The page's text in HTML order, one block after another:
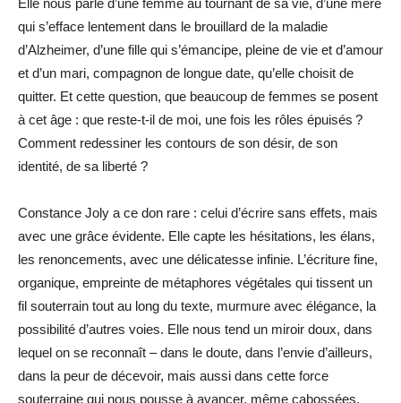
qui s’efface lentement dans le brouillard de la maladie
d’Alzheimer, d’une fille qui s’émancipe, pleine de vie et d’amour
et d’un mari, compagnon de longue date, qu’elle choisit de
quitter. Et cette question, que beaucoup de femmes se posent
à cet âge : que reste-t-il de moi, une fois les rôles épuisés ?
Comment redessiner les contours de son désir, de son
identité, de sa liberté ?
Constance Joly a ce don rare : celui d’écrire sans effets, mais
avec une grâce évidente. Elle capte les hésitations, les élans,
les renoncements, avec une délicatesse infinie. L’écriture fine,
organique, empreinte de métaphores végétales qui tissent un
fil souterrain tout au long du texte, murmure avec élégance, la
possibilité d’autres voies. Elle nous tend un miroir doux, dans
lequel on se reconnaît – dans le doute, dans l’envie d’ailleurs,
dans la peur de décevoir, mais aussi dans cette force
souterraine qui nous pousse à avancer, même cabossées.